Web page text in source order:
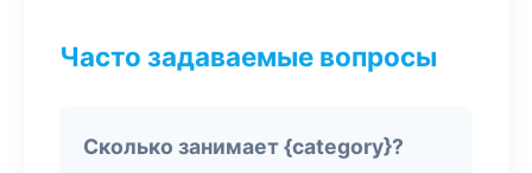
Часто задаваемые вопросы
Сколько занимает {category}?